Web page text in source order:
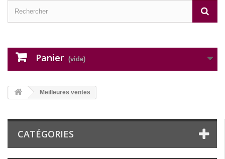
Panier (vide)
Meilleures ventes
CATÉGORIES